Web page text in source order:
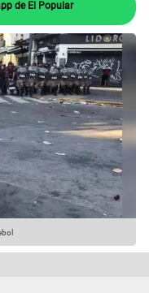
de El Popular